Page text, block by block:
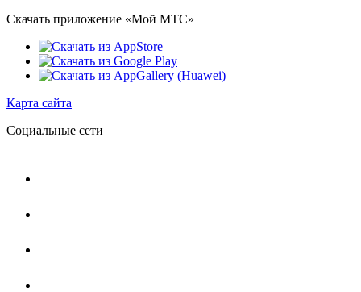
Скачать приложение «Мой МТС»
Карта сайта
Социальные сети